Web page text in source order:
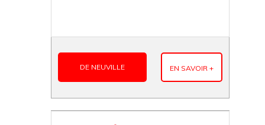
DE NEUVILLE EN SAVOIR +